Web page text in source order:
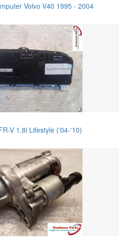
Volvo V40 1995 - 2004
V 1.8i Lifestyle ('04-'10)